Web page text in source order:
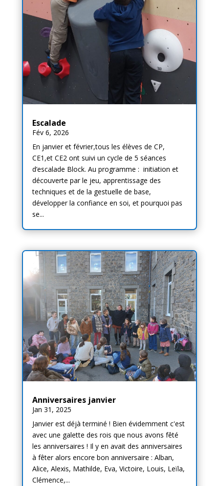
Escalade
Fév 6, 2026
En janvier et février,tous les élèves de CP,
CE1,et CE2 ont suivi un cycle de 5 séances
d’escalade Block. Au programme : initiation et
découverte par le jeu, apprentissage des
techniques et de la gestuelle de base,
développer la confiance en soi, et pourquoi pas
se...
Anniversaires janvier
Jan 31, 2025
Janvier est déjà terminé ! Bien évidemment c'est
avec une galette des rois que nous avons fêté
les anniversaires ! Il y en avait des anniversaires
à fêter alors encore bon anniversaire : Alban,
Alice, Alexis, Mathilde, Eva, Victoire, Louis, Leïla,
Clémence,...